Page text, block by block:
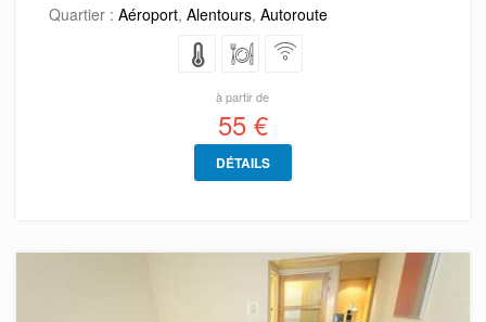
Quartier : Aéroport, Alentours, Autoroute
à partir de
55 €
DÉTAILS